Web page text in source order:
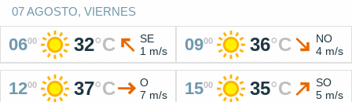
07 AGOSTO, VIERNES
0600 32°C
SE
1 m/s
0900 36°C
NO
4 m/s
1200 37°C
O
7 m/s
1500 35°C
SO
5 m/s